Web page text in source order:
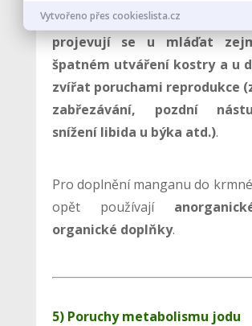
výrazném deficitu tohoto
projevují se u mláďat
špatném utváření kostry a u
zvířat poruchami reprodukce
zabřezávání, pozdní
snížení libida u býka atd.).
Pro doplnění manganu do
opět používají
organické doplňky.
5) Poruchy metabolismu jodu
Vytvořeno přes cookieslista.cz